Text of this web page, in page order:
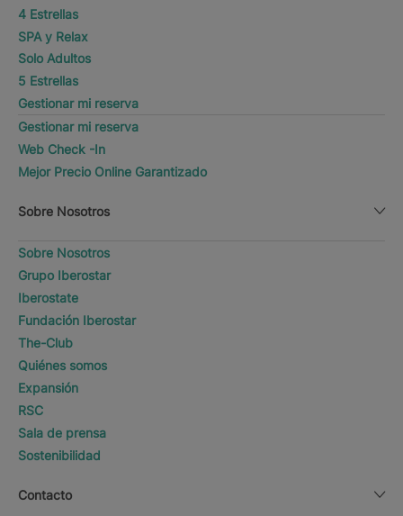
4 Estrellas
SPA y Relax
Solo Adultos
5 Estrellas
Gestionar mi reserva
Gestionar mi reserva
Web Check -In
Mejor Precio Online Garantizado
Sobre Nosotros
Sobre Nosotros
Grupo Iberostar
Iberostate
Fundación Iberostar
The-Club
Quiénes somos
Expansión
RSC
Sala de prensa
Sostenibilidad
Contacto